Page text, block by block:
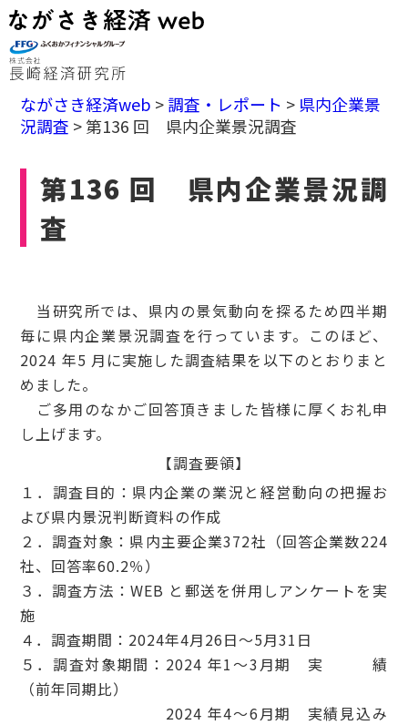
ながさき経済web >調査・レポート > 県内企業景
況調査 >第136 回 県内企業景況調査
第136 回 県内企業景況調
査
当研究所では、県内の景気動向を探るため四半期
毎に県内企業景況調査を行っています。このほど、
2024 年5 月に実施した調査結果を以下のとおりまと
めました。
ご多用のなかご回答頂きました皆様に厚くお礼申
し上げます。
【調査要領】
１．調査目的：県内企業の業況と経営動向の把握お
よび県内景況判断資料の作成
２．調査対象：県内主要企業372社（回答企業数224
社、回答率60.2％）
３．調査方法：WEB と郵送を併用しアンケートを実
施
４．調査期間：2024年4月26日～5月31日
５．調査対象期間：2024 年1～3月期 実 績
（前年同期比）
2024 年4～6月期 実績見込み